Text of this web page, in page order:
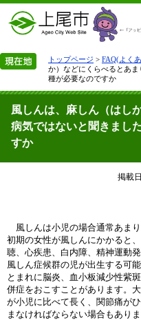
トップページ > FAQ(よく
か）などにくらべるとあ
種が必要なのですか
風しんは、麻しん（はし
病気ではないと聞きまし
すか
掲載
風しんは小児の場合通常あま
初期の女性が風しんにかかると
聴、心疾患、白内障、精神運動
風しん症候群の児が出生する可
とまれに脳炎、血小板減少性紫
併症をおこすことがあります。
が小児に比べて長く、関節痛が
まなければならない場合もありま